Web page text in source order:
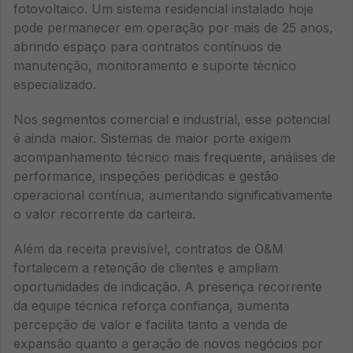
fotovoltaico. Um sistema residencial instalado hoje
pode permanecer em operação por mais de 25 anos,
abrindo espaço para contratos contínuos de
manutenção, monitoramento e suporte técnico
especializado.
Nos segmentos comercial e industrial, esse potencial
é ainda maior. Sistemas de maior porte exigem
acompanhamento técnico mais frequente, análises de
performance, inspeções periódicas e gestão
operacional contínua, aumentando significativamente
o valor recorrente da carteira.
Além da receita previsível, contratos de O&M
fortalecem a retenção de clientes e ampliam
oportunidades de indicação. A presença recorrente
da equipe técnica reforça confiança, aumenta
percepção de valor e facilita tanto a venda de
expansão quanto a geração de novos negócios por